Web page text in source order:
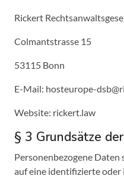
Rickert
Colmantstrasse 15
53115 Bonn
E-Mail: hosteurope-
Website: rickert.law
§ 3 Grundsätze
Personenbezogene
auf eine identifizierte